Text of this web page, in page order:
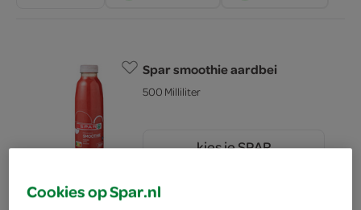
Spar smoothie aardbei
500 Milliliter
2.79 kies je SPAR
Cookies op Spar.nl